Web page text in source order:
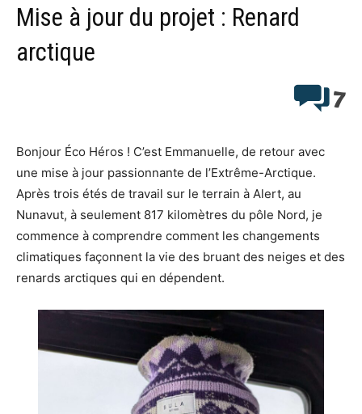
Mise à jour du projet : Renard
arctique
7
Bonjour Éco Héros ! C’est Emmanuelle, de retour avec
une mise à jour passionnante de l’Extrême-Arctique.
Après trois étés de travail sur le terrain à Alert, au
Nunavut, à seulement 817 kilomètres du pôle Nord, je
commence à comprendre comment les changements
climatiques façonnent la vie des bruant des neiges et des
renards arctiques qui en dépendent.